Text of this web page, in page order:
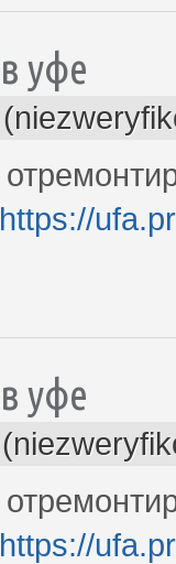
уфе
https://
уфе
https://